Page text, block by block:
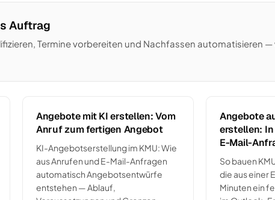
Auftrag
Termine vorbereiten und Nachfassen automatisieren
Angebote mit KI erstellen: Vom
Anruf zum fertigen Angebot
KI-Angebotserstellung im KMU: Wie
aus Anrufen und E-Mail-Anfragen
automatisch Angebotsentwürfe
entstehen — Ablauf,
Angebote
erstellen:
E-Mail-
So bauen
die aus einer
Minuten ein